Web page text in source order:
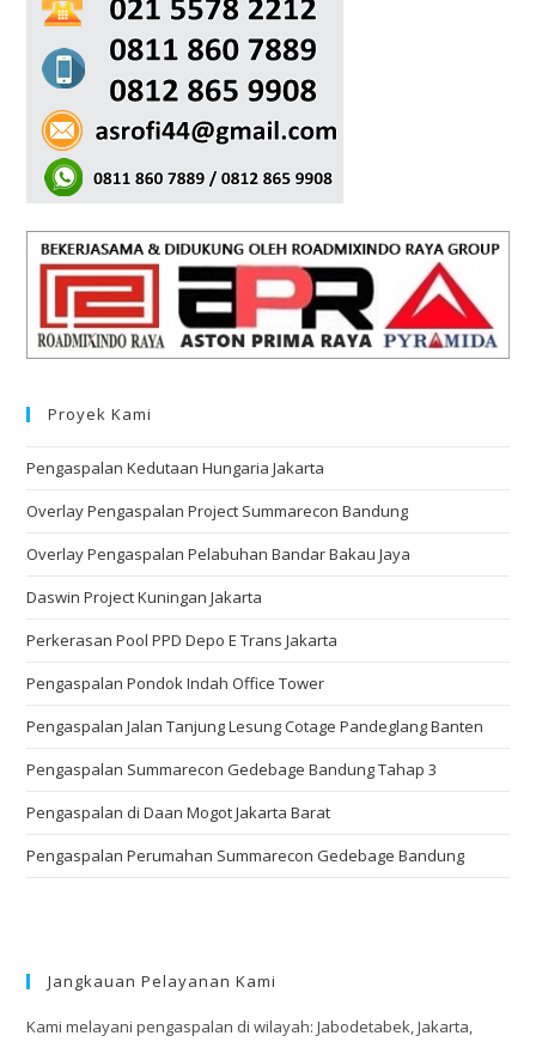
Proyek Kami
Pengaspalan Kedutaan Hungaria Jakarta
Overlay Pengaspalan Project Summarecon Bandung
Overlay Pengaspalan Pelabuhan Bandar Bakau Jaya
Daswin Project Kuningan Jakarta
Perkerasan Pool PPD Depo E Trans Jakarta
Pengaspalan Pondok Indah Office Tower
Pengaspalan Jalan Tanjung Lesung Cotage Pandeglang Banten
Pengaspalan Summarecon Gedebage Bandung Tahap 3
Pengaspalan di Daan Mogot Jakarta Barat
Pengaspalan Perumahan Summarecon Gedebage Bandung
Jangkauan Pelayanan Kami
Kami melayani pengaspalan di wilayah: Jabodetabek, Jakarta,